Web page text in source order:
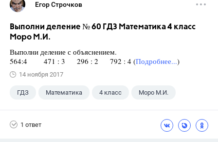
Егор Строчков
Выполни деление № 60 ГДЗ Математика 4 класс
Моро М.И.
Выполни деление с объяснением.
564:4 471 : 3 296 : 2 792 : 4 (Подробнее...)
14 ноября 2017
ГДЗ Математика 4 класс Моро М.И.
1 ответ